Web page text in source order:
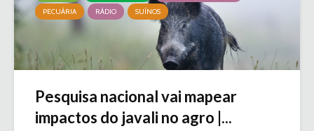
PECUÁRIA
RÁDIO SUÍNOS
Pesquisa nacional vai mapear
impactos do javali no agro |...